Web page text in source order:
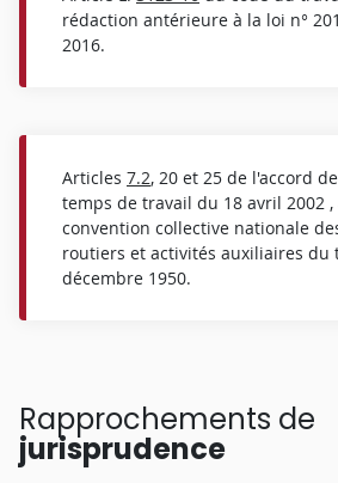
rédaction antérieure à la loi n°
2016.
Articles 7.2, 20 et 25 de l'accord
temps de travail du 18 avril 2002 ,
convention collective nationale
routiers et activités auxiliaires du
décembre 1950.
Rapprochements de
jurisprudence